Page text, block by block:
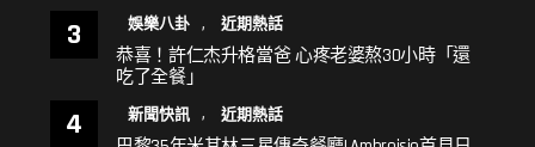
娛樂八卦 , 近期熱話
恭喜！許仁杰升格當爸 心疼老婆熬30小時「還
吃了全餐」
新聞快訊 , 近期熱話